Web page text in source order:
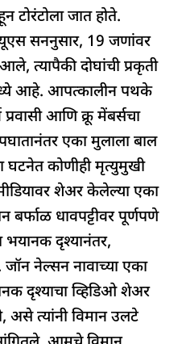
टोरंटोला जात होते.
सननुसार, 19 जणांवर
त्यापैकी दोघांची प्रकृती
आहे. आपत्कालीन पथके
आणि क्रू मेंबर्सचा
एका मुलाला बाल
घटनेत कोणीही मृत्युमुखी
शेअर केलेल्या एका
बर्फाळ धावपट्टीवर पूर्णपणे
दृश्यानंतर,
नेल्सन नावाच्या एका
दृश्याचा व्हिडिओ शेअर
त्यांनी विमान उलटे